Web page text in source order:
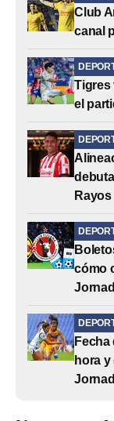
Club
canal
Tigres
el
Rayos
cómo
Fecha
hora